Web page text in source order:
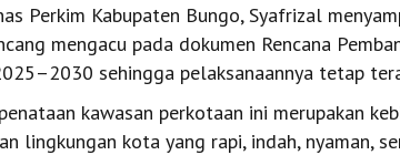
Perkim Kabupaten Bungo, Syafrizal
mengacu pada dokumen Rencana
sehingga pelaksanaannya tetap
kawasan perkotaan ini merupakan
lingkungan kota yang rapi, indah, nyaman,